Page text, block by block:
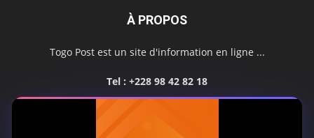
À PROPOS
Togo Post est un site d'information en ligne ...
Tel : +228 98 42 82 18